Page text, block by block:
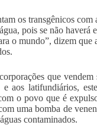
os transgênicos
pois se não haverá
o mundo”, dizem que
que vendem
e aos latifundiários,
o povo que é
uma bomba de
contaminados.